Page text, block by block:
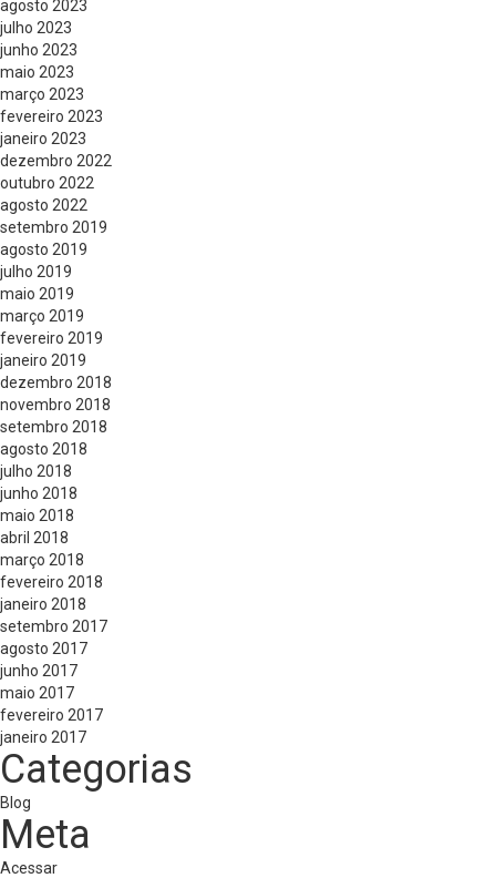
agosto 2023
julho 2023
junho 2023
maio 2023
março 2023
fevereiro 2023
janeiro 2023
dezembro 2022
outubro 2022
agosto 2022
setembro 2019
agosto 2019
julho 2019
maio 2019
março 2019
fevereiro 2019
janeiro 2019
dezembro 2018
novembro 2018
setembro 2018
agosto 2018
julho 2018
junho 2018
maio 2018
abril 2018
março 2018
fevereiro 2018
janeiro 2018
setembro 2017
agosto 2017
junho 2017
maio 2017
fevereiro 2017
janeiro 2017
Categorias
Blog
Meta
Acessar